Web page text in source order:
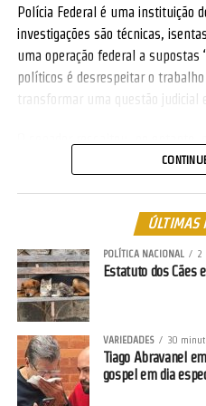
Polícia Federal é uma instituição
investigações são técnicas,
uma operação federal a supostas
políticos é desrespeitar o
transformar uma questão judicial
cumprimento rigoroso do
acesso integral aos autos. Isso
exceção. O que não pode
da defesa com ataques a quem
investigação.”
investigações policiais nem
“Meu trabalho é legislar,
Grosso. Quem precisa prestar
ÚLTIMAS
POLÍTICA NACIONAL 2
Estatuto dos Cães
VARIEDADES 30
Tiago Abravanel
gospel em dia